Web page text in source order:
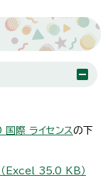
国際 ライセンス の下
（Excel 35.0 KB）